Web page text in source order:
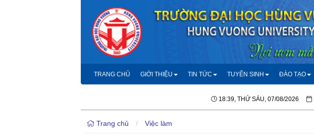
TRANG CHỦ GIỚI THIỆU TIN TỨC TUYỂN SINH ĐÀO TẠO
18:39, THỨ SÁU, 07/08/2026
Trang chủ / Việc làm